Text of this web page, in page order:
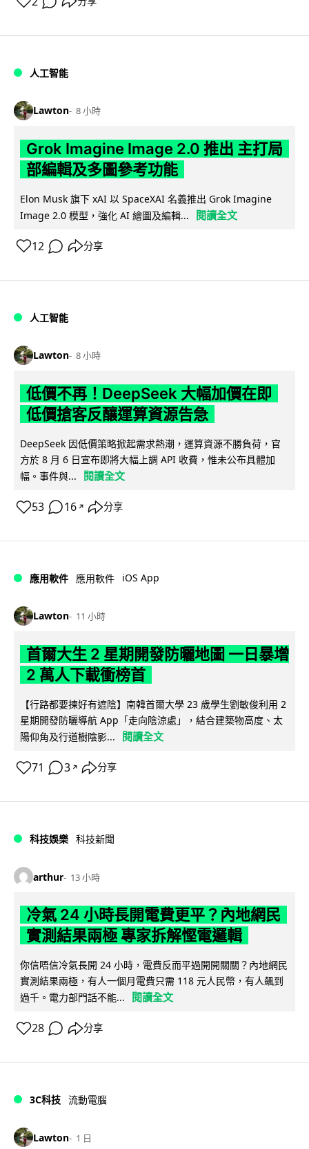
人工智能
Lawton 8 小時
Grok Imagine Image 2.0 推出 主打局
部編輯及多圖參考功能
Elon Musk 旗下 xAI 以 SpaceXAI 名義推出 Grok Imagine
Image 2.0 模型，強化 AI 繪圖及編輯...
閱讀全文
12 分享
人工智能
Lawton 8 小時
低價不再！DeepSeek 大幅加價在即
低價搶客反釀運算資源告急
DeepSeek 因低價策略掀起需求熱潮，運算資源不勝負荷，官
方於 8 月 6 日宣布即將大幅上調 API 收費，惟未公布具體加
幅。事件與...
閱讀全文
53 16 ↗ 分享
應用軟件 應用軟件 iOS App
Lawton 11 小時
首爾大生 2 星期開發防曬地圖 一日暴增
2 萬人下載衝榜首
【行路都要揀好有遮陰】南韓首爾大學 23 歲學生劉敏俊利用 2
星期開發防曬導航 App「走向陰涼處」，結合建築物高度、太
陽仰角及行道樹陰影...
閱讀全文
71 3 ↗ 分享
科技娛樂 科技新聞
arthur 13 小時
冷氣 24 小時長開電費更平？內地網民
實測結果兩極 專家拆解慳電邏輯
你信唔信冷氣長開 24 小時，電費反而平過開開關關？內地網民
實測結果兩極，有人一個月電費只需 118 元人民幣，有人飆到
過千。電力部門話不能...
閱讀全文
28 分享
3C科技 流動電腦
Lawton 1 日